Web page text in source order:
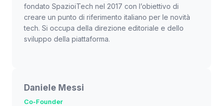
fondato SpazioiTech nel 2017 con l’obiettivo di
creare un punto di riferimento italiano per le novità
tech. Si occupa della direzione editoriale e dello
sviluppo della piattaforma.
Daniele Messi
Co-Founder